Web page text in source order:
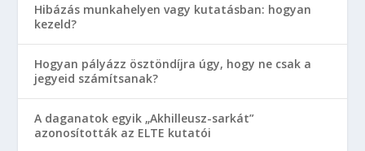
Hibázás munkahelyen vagy kutatásban: hogyan
kezeld?
Hogyan pályázz ösztöndíjra úgy, hogy ne csak a
jegyeid számítsanak?
A daganatok egyik „Akhilleusz-sarkát”
azonosították az ELTE kutatói